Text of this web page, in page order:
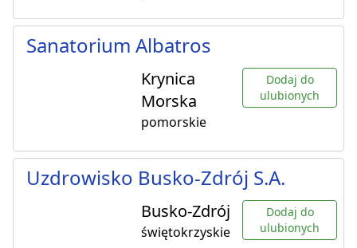
Sanatorium Albatros
Krynica
Morska
pomorskie
Dodaj do
ulubionych
Uzdrowisko Busko-Zdrój S.A.
Busko-Zdrój
świętokrzyskie
Dodaj do
ulubionych